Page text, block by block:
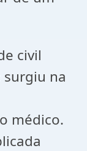
civil
na
médico.